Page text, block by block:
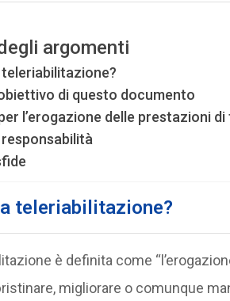
argomenti
teleriabilitazione?
di questo documento
l’erogazione delle prestazioni
teleriabilitazione?
è definita come
migliorare o comunque